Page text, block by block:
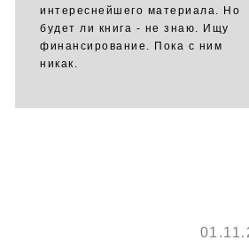
интереснейшего материала. Но
будет ли книга - не знаю. Ищу
финансирование. Пока с ним
никак.